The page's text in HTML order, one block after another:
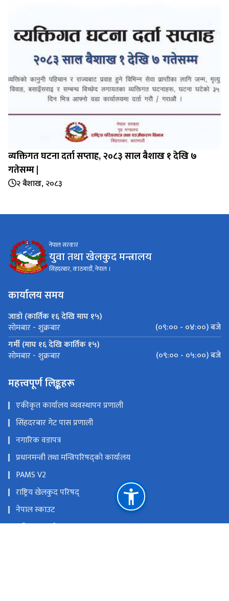
व्यक्तिगत घटना दर्ता सप्‍ताह, २०८३ साल बैशाख १ देखि ७
गतेसम्म |
२ बैशाख, २०८३
नेपाल सरकार
युवा तथा खेलकुद मन्त्रालय
सिंहदरबार, काठमाडौं, नेपाल ।
कार्यालय समय
जाडो (कार्तिक १६ देखि माघ १५)
सोमबार - शुक्रबार
(०९:०० - ०४:००) बजे
गर्मी (माघ १६ देखि कार्तिक १५)
सोमबार - शुक्रबार (०९:०० - ०५:००) बजे
महत्त्वपूर्ण लिङ्कहरू
एकीकृत कार्यालय व्यवस्थापन प्रणाली
सिंहदरबार गेट पास प्रणाली
नगारिक वडापत्र
प्रधानमन्त्री तथा मन्त्रिपरिषद्को कार्यालय
PAMS V2
राष्ट्रिय खेलकुद परिषद्
नेपाल स्काउट
राष्ट्रिय युवा परिषद्